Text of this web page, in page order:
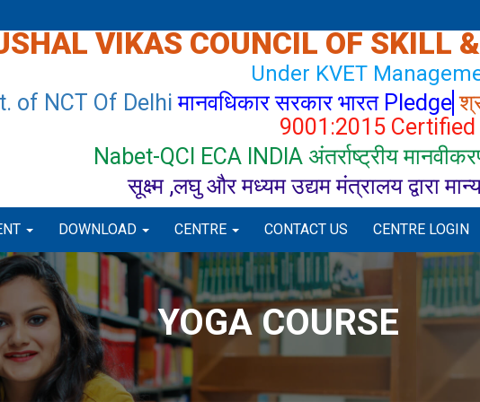
VIKAS COUNCIL OF SKILL
Under KVET
of NCT Of Delhi मानवधिकार सरकार भारत Pledge
9001:2015 Certified
Nabet-QCI ECA INDIA अंतर्राष्ट्रीय
सूक्ष्म ,लघु और मध्यम उद्यम मंत्रालय द्वारा
DOWNLOAD CENTRE CONTACT US CENTRE LOGIN
YOGA COURSE